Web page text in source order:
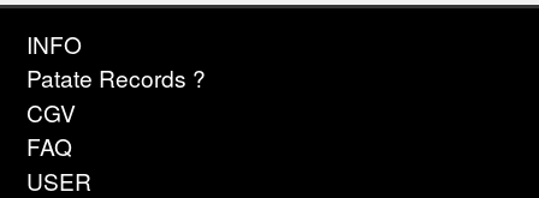
INFO
Patate Records ?
CGV
FAQ
USER